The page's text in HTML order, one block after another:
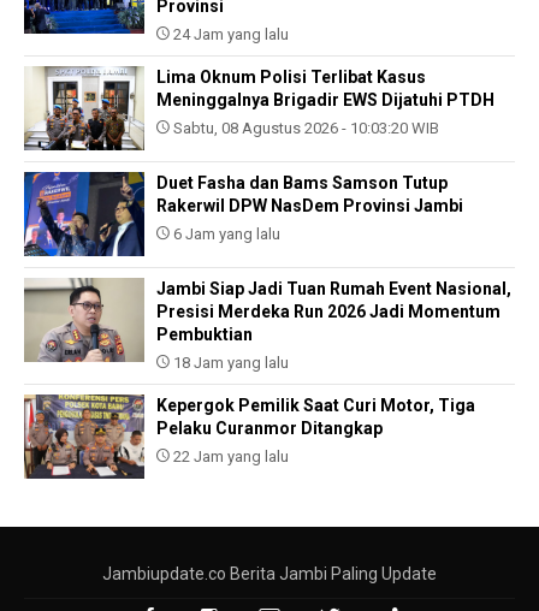
Provinsi
24 Jam yang lalu
Lima Oknum Polisi Terlibat Kasus
Meninggalnya Brigadir EWS Dijatuhi PTDH
Sabtu, 08 Agustus 2026 - 10:03:20 WIB
Duet Fasha dan Bams Samson Tutup
Rakerwil DPW NasDem Provinsi Jambi
6 Jam yang lalu
Jambi Siap Jadi Tuan Rumah Event Nasional,
Presisi Merdeka Run 2026 Jadi Momentum
Pembuktian
18 Jam yang lalu
Kepergok Pemilik Saat Curi Motor, Tiga
Pelaku Curanmor Ditangkap
22 Jam yang lalu
Jambiupdate.co Berita Jambi Paling Update